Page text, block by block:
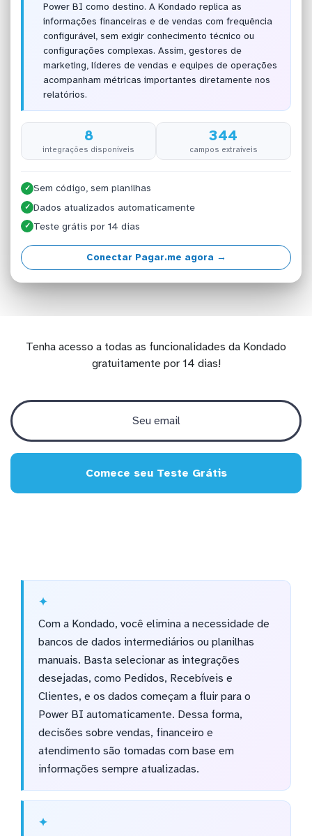
Power BI como destino. A Kondado replica as
informações financeiras e de vendas com frequência
configurável, sem exigir conhecimento técnico ou
configurações complexas. Assim, gestores de
marketing, líderes de vendas e equipes de operações
acompanham métricas importantes diretamente nos
relatórios.
8
integrações disponíveis
344
campos extraíveis
✓ Sem código, sem planilhas
✓ Dados atualizados automaticamente
✓ Teste grátis por 14 dias
Conectar Pagar.me agora →
Tenha acesso a todas as funcionalidades da Kondado
gratuitamente por 14 dias!
Comece seu Teste Grátis
Com a Kondado, você elimina a necessidade de
bancos de dados intermediários ou planilhas
manuais. Basta selecionar as integrações
desejadas, como Pedidos, Recebíveis e
Clientes, e os dados começam a fluir para o
Power BI automaticamente. Dessa forma,
decisões sobre vendas, financeiro e
atendimento são tomadas com base em
informações sempre atualizadas.